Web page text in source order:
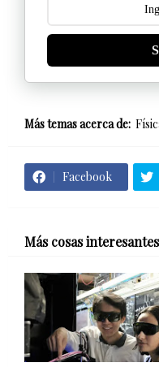
Más temas acerca de:
Facebook
Más cosas